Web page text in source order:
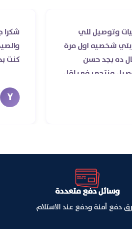
صيدليات وتوصيل للي
عن تجربتي شخصيه اول مرة
بجمال ده بجد حسن
في توصيل منتجي في اقل
للقاهره ..
وسائل دفع متعددة
دفع آمنة ودفع عند الاستلام